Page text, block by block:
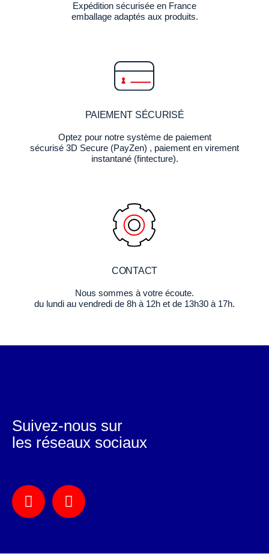
Expédition sécurisée en France
emballage adaptés aux produits.
PAIEMENT SÉCURISÉ
Optez pour notre système de paiement
sécurisé 3D Secure (PayZen) , paiement en virement
instantané (fintecture).
CONTACT
Nous sommes à votre écoute.
du lundi au vendredi de 8h à 12h et de 13h30 à 17h.
Suivez-nous sur
les réseaux sociaux